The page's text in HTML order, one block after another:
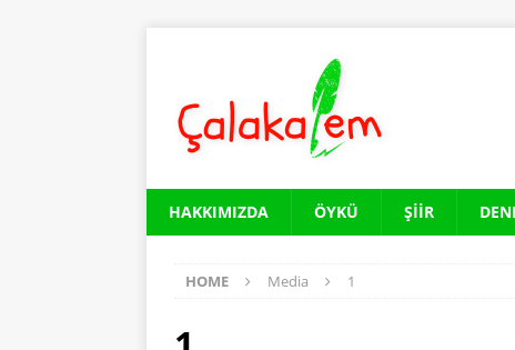
HAKKIMIZDA ÖYKÜ ŞIIR
HOME Media 1